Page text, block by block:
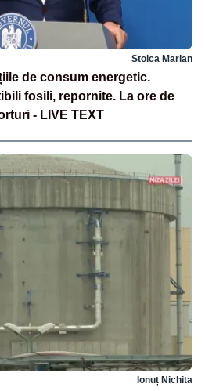
Stoica Marian
de consum energetic.
fosili, repornite. La ore de
- LIVE TEXT
Ionuț Nichita